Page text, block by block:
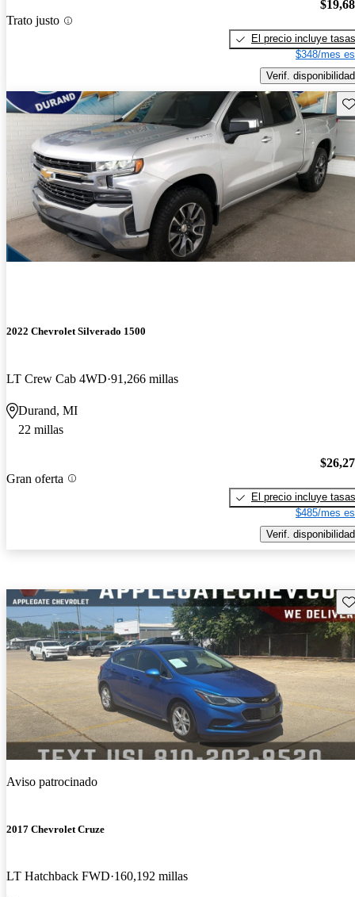
Trato justo
El precio incluye tasas
$348/mes
Verif. disponibilidad
2022 Chevrolet Silverado 1500
LT Crew Cab 4WD 91,266 millas
Durand, MI
22 millas
Gran oferta
El precio incluye tasas
$485/mes
Verif. disponibilidad
Aviso patrocinado
2017 Chevrolet Cruze
LT Hatchback FWD 160,192 millas